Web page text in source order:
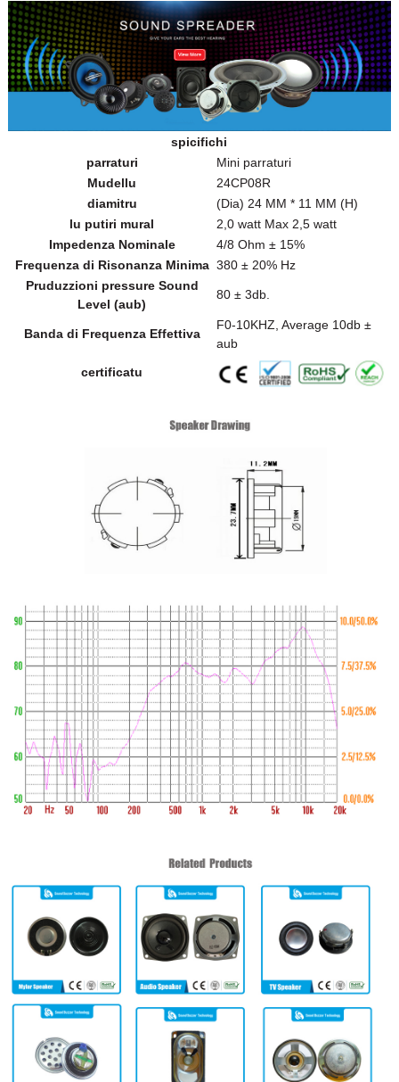
spicifichi
parraturi
Mini parraturi
Mudellu
24CP08R
diamitru
(Dia) 24 MM * 11 MM (H)
lu putiri mural
2,0 watt Max 2,5 watt
Impedenza Nominale
4/8 Ohm ± 15%
Frequenza di Risonanza Minima 380 ± 20% Hz
Pruduzzioni pressure Sound
Level (aub)
80 ± 3db.
Banda di Frequenza Effettiva
F0-10KHZ, Average 10db ±
aub
certificatu